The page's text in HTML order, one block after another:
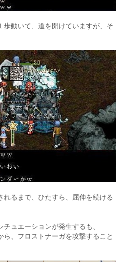
歩動いて、道を開けていますが、そ
れるまで、ひたすら、屈伸を続ける
ュエーションが発生するも、
ら、フロストナーガを攻撃すること